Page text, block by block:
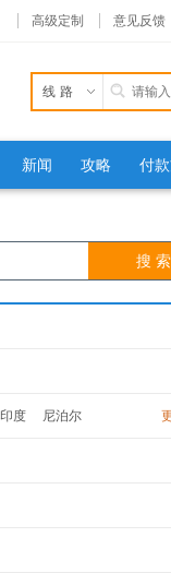
高级定制 意见反馈
线路
新闻 攻略 付
印度
尼泊尔